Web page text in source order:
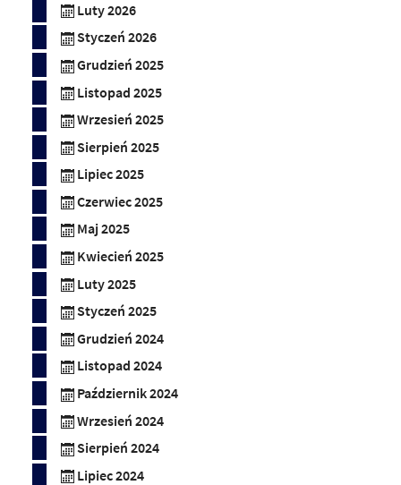
Luty 2026
Styczeń 2026
Grudzień 2025
Listopad 2025
Wrzesień 2025
Sierpień 2025
Lipiec 2025
Czerwiec 2025
Maj 2025
Kwiecień 2025
Luty 2025
Styczeń 2025
Grudzień 2024
Listopad 2024
Październik 2024
Wrzesień 2024
Sierpień 2024
Lipiec 2024